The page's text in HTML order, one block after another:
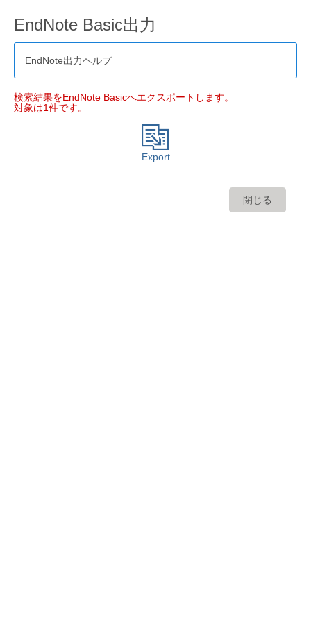
EndNote Basic出力
EndNote出力ヘルプ
検索結果をEndNote Basicへエクスポートします。
対象は1件です。
Export